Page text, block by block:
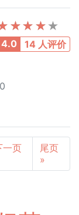
4.0 14 人评价
一页
尾页
»